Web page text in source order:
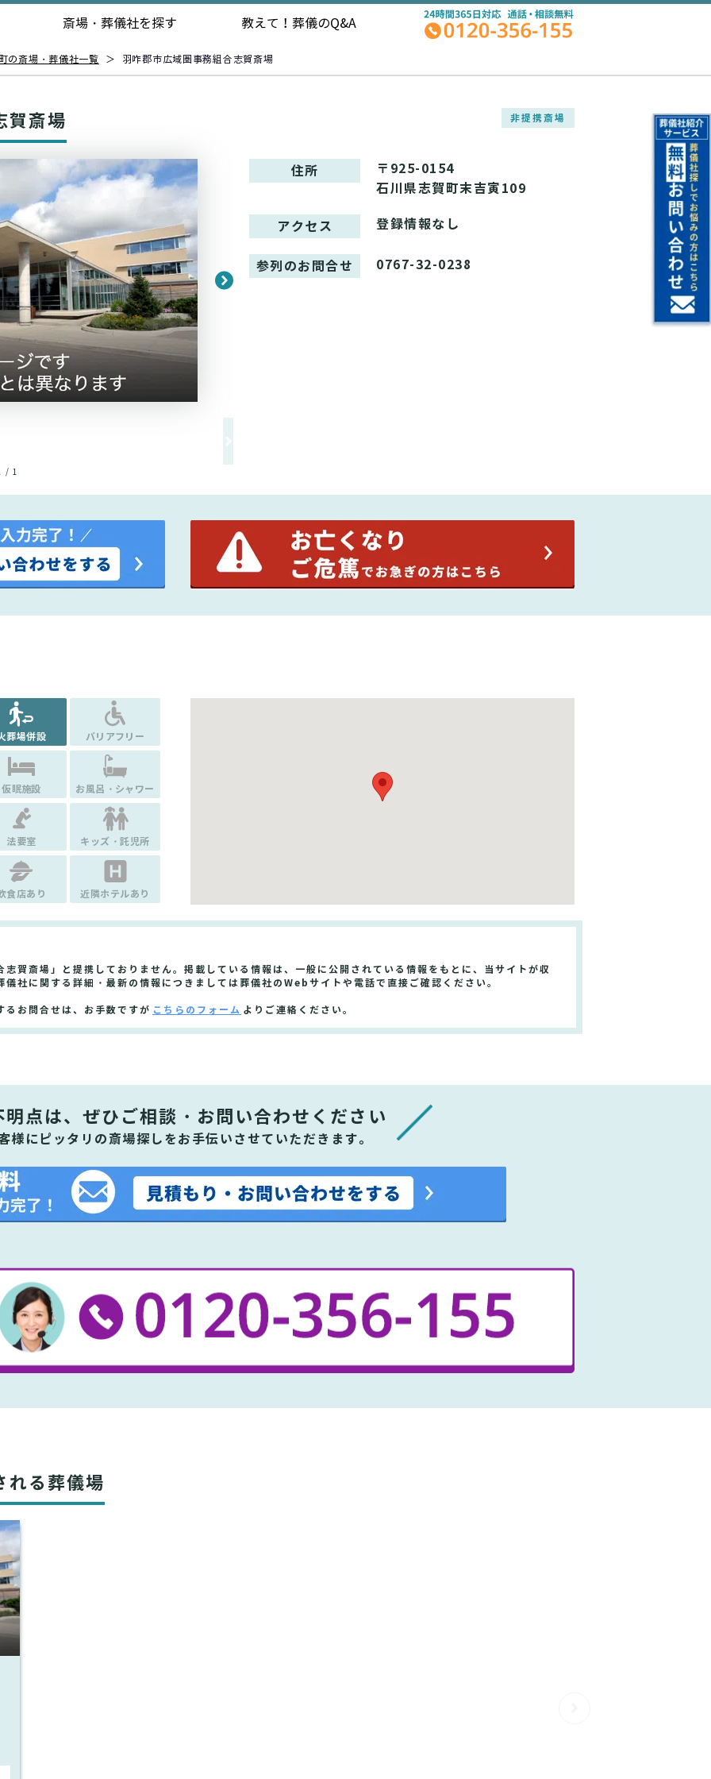
斎場・葬儀社を探す 教えて！ 葬儀のQ&A
の斎場・葬儀社一覧 ＞ 羽咋郡市広域圏事務組合志賀斎場
賀斎場 非提携斎場
/ 1
住所
〒925-0154
石川県志賀町末吉寅109
アクセス 登録情報なし
参列のお問合せ 0767-32-0238
葬場併設 バリアフリー
仮眠施設 お風呂・シャワー
法要室 キッズ・託児所
食店あり 近隣ホテルあり
賀斎場」と提携しておりません。掲載している情報は、一般に公開されている情報をもとに、当サイトが収
社に関する詳細・最新の情報につきましては葬儀社のWebサイトや電話で直接ご確認ください。
るお問合せは、お手数ですが こちらのフォーム よりご連絡ください。
明点は、ぜひ ご相談・お問い合わせください
様にピッタリの斎場探しをお手伝いさせていただきます。
れる葬儀場